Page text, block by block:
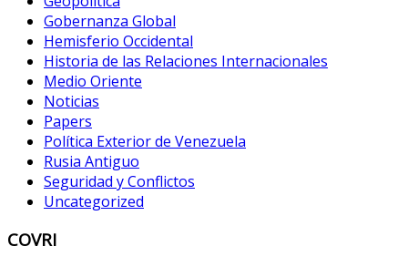
Gobernanza Global
Hemisferio Occidental
Historia de las Relaciones Internacionales
Medio Oriente
Noticias
Papers
Política Exterior de Venezuela
Rusia Antiguo
Seguridad y Conflictos
Uncategorized
COVRI